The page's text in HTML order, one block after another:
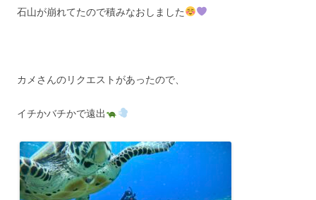
石山が崩れてたので積みなおしました
カメさんのリクエストがあったので、
イチかバチかで遠出